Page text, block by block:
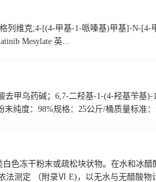
列维克;4-[(4-甲基-1-哌嗪基)甲基]-N-
Mesylate 英...
甲乌药碱；6,7-二羟基-1-(4-羟基苄基)-
末纯度：98%规格：25公斤/桶质量标准
色冻干粉末或疏松块状物。在水和冰
法测定 （附录Ⅵ E)，以无水与无醋酸物